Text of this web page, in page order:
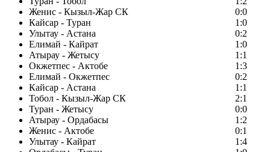
Женис - Кызыл-Жар СК
0:0
Кайсар - Туран
1:0
Улытау - Астана
0:2
Елимай - Кайрат
1:0
Атырау - Жетысу
1:1
Окжетпес - Актобе
1:3
Елимай - Окжетпес
0:2
Кайсар - Астана
1:1
Тобол - Кызыл-Жар СК
2:1
Туран - Жетысу
0:0
Атырау - Ордабасы
1:2
Женис - Актобе
0:1
Улытау - Кайрат
1:4